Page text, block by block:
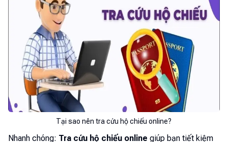
Tại sao nên tra cứu hộ chiếu online?
Nhanh chóng: Tra cứu hộ chiếu online giúp bạn tiết kiệm